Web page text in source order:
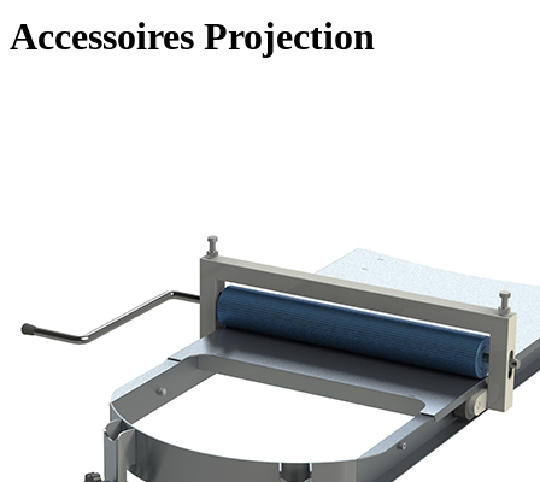
Accessoires Projection